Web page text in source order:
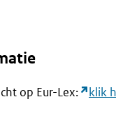
op Eur-Lex:
klik